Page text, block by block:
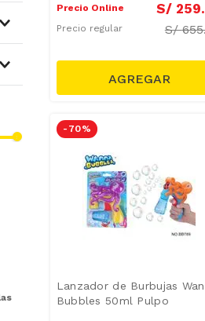
20)
Precio Online S/ 259.
Precio regular S/
- 70 %
Lanzador de Burbujas
Bubbles 50ml Pulpo